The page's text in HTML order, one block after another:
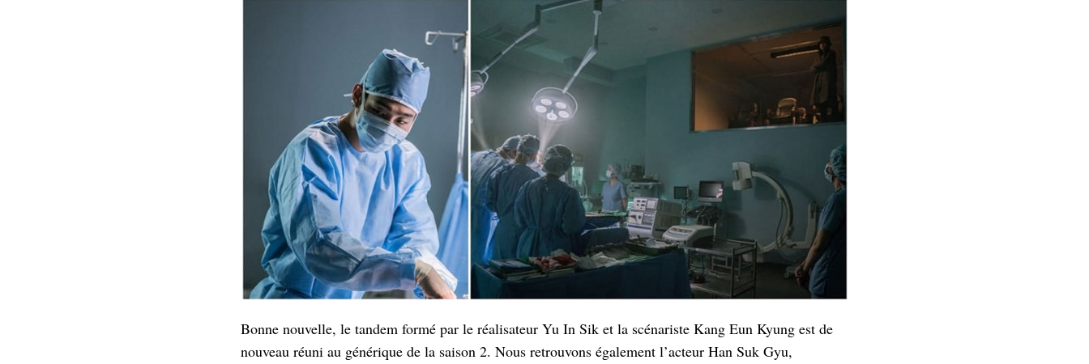
Bonne nouvelle, le tandem formé par le réalisateur Yu In Sik et la scénariste Kang Eun Kyung est de
nouveau réuni au générique de la saison 2. Nous retrouvons également l’acteur Han Suk Gyu,